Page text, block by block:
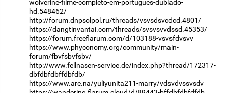
wolverine-filme-completo-em-portugues-dublado-
hd.548462/
http://forum.dnpsolpol.ru/threads/vsvsdsvcdcd.4801/
https://dangtinvantai.com/threads/svsvsvvdssd.45353/
https://forum.freeflarum.com/d/103188-vsvsfdvsvv
https://www.phyconomy.org/community/main-
forum/fbvfsbvfsbv/
http://www.fellnasen-service.de/index.php?thread/172317-
dbfdbfdbffdbfdb/
https://www.are.na/yuliyunita211-marry/vdsvdvssvsdv